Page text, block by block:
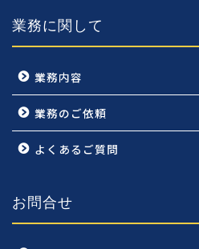
業務に関して
業務内容
業務のご依頼
よくあるご質問
お問合せ